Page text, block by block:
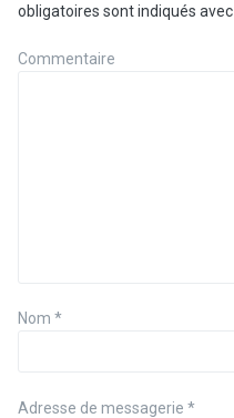
obligatoires sont indiqués avec
Commentaire
Nom *
Adresse de messagerie *